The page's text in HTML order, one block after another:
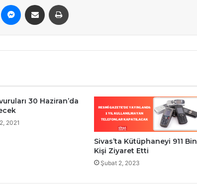
Pinterest MessengerE-Posta ile paylaş
30 Haziran’da
2021
Sivas’ta Kütüphaneyi 911 Bin
Kişi Ziyaret Etti
Şubat 2, 2023